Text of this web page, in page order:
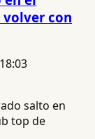
volver con